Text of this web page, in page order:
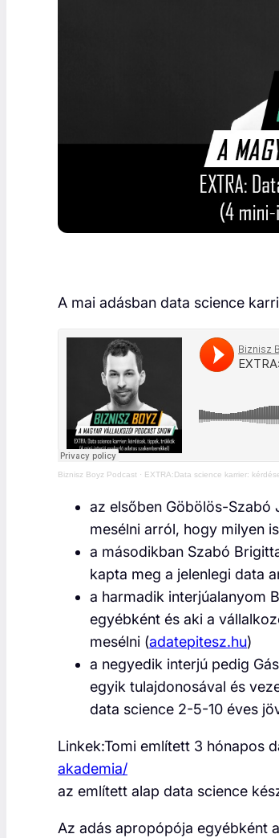
A mai adásban data science
Biznisz Boyz Podcast · EXTRA:Data science karrier:
az elsőben Göbölös-Szabó
mesélni arról, hogy milyen
a másodikban Szabó
kapta meg a jelenlegi data
a harmadik interjúalanyom
egyébként és aki a
mesélni (adatepitesz.hu)
a negyedik interjú pedig
egyik tulajdonosával és
data science 2-5-10 éves
Linkek:Tomi említett 3 hónapos
akademia/
az említett alap data science
Az adás apropópója egyébként